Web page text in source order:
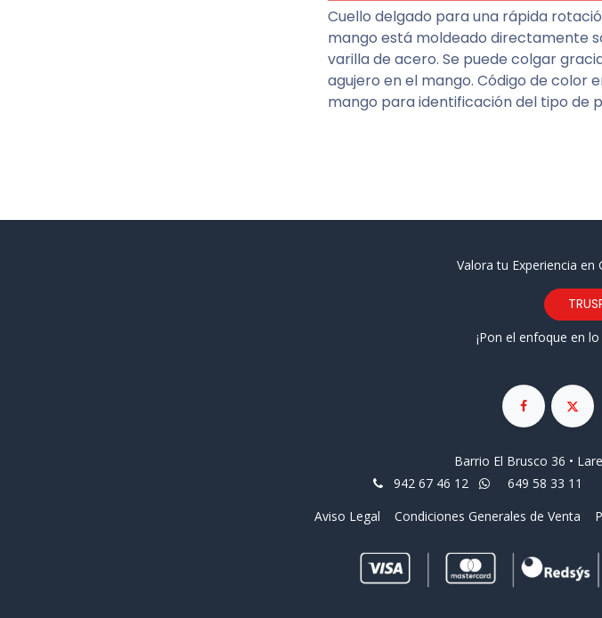
Cuello delgado para una rápida
mango está moldeado directamente
varilla de acero. Se puede colgar
agujero en el mango. Código de color
mango para identificación del tipo de
Valora tu Experiencia en
¡Pon el enfoque en
Barrio El Brusco 36 •
942 67 46 12
649 58 33 11
Aviso Legal
Condiciones Generales de Venta